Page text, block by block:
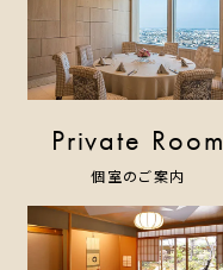
Private Room
個室のご案内